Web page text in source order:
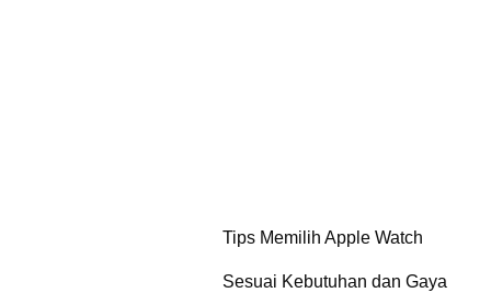
Tips Memilih Apple Watch
Sesuai Kebutuhan dan Gaya